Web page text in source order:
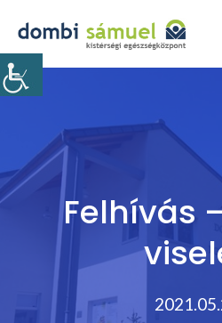
tartalomba
Felhívás